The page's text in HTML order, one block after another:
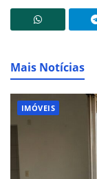
Mais Notícias
IMÓVEIS